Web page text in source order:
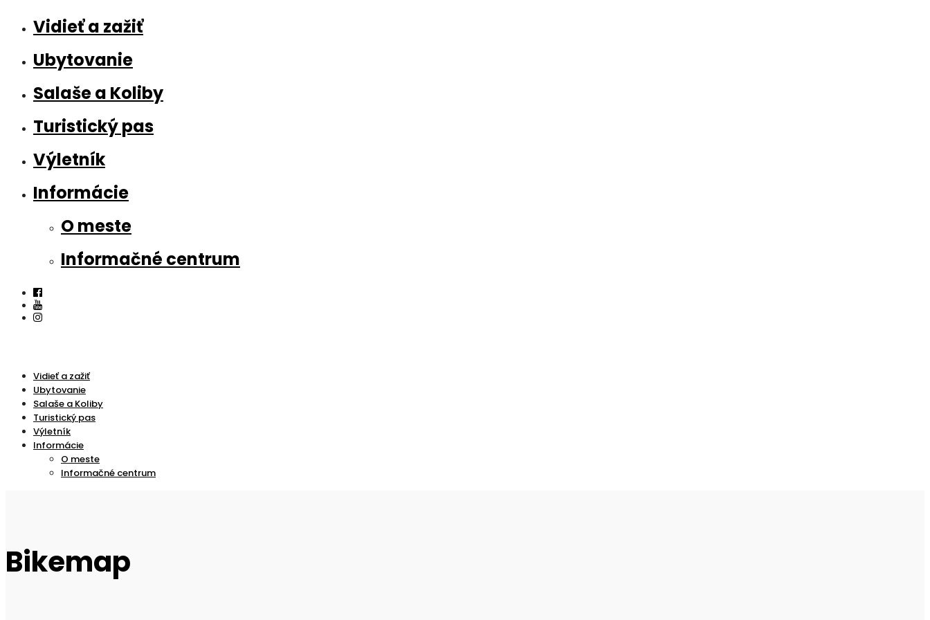
Vidieť a zažiť
Ubytovanie
Salaše a Koliby
Turistický pas
Výletník
Informácie
O meste
Informačné centrum
Vidieť a zažiť
Ubytovanie
Salaše a Koliby
Turistický pas
Výletník
Informácie
O meste
Informačné centrum
Bikemap